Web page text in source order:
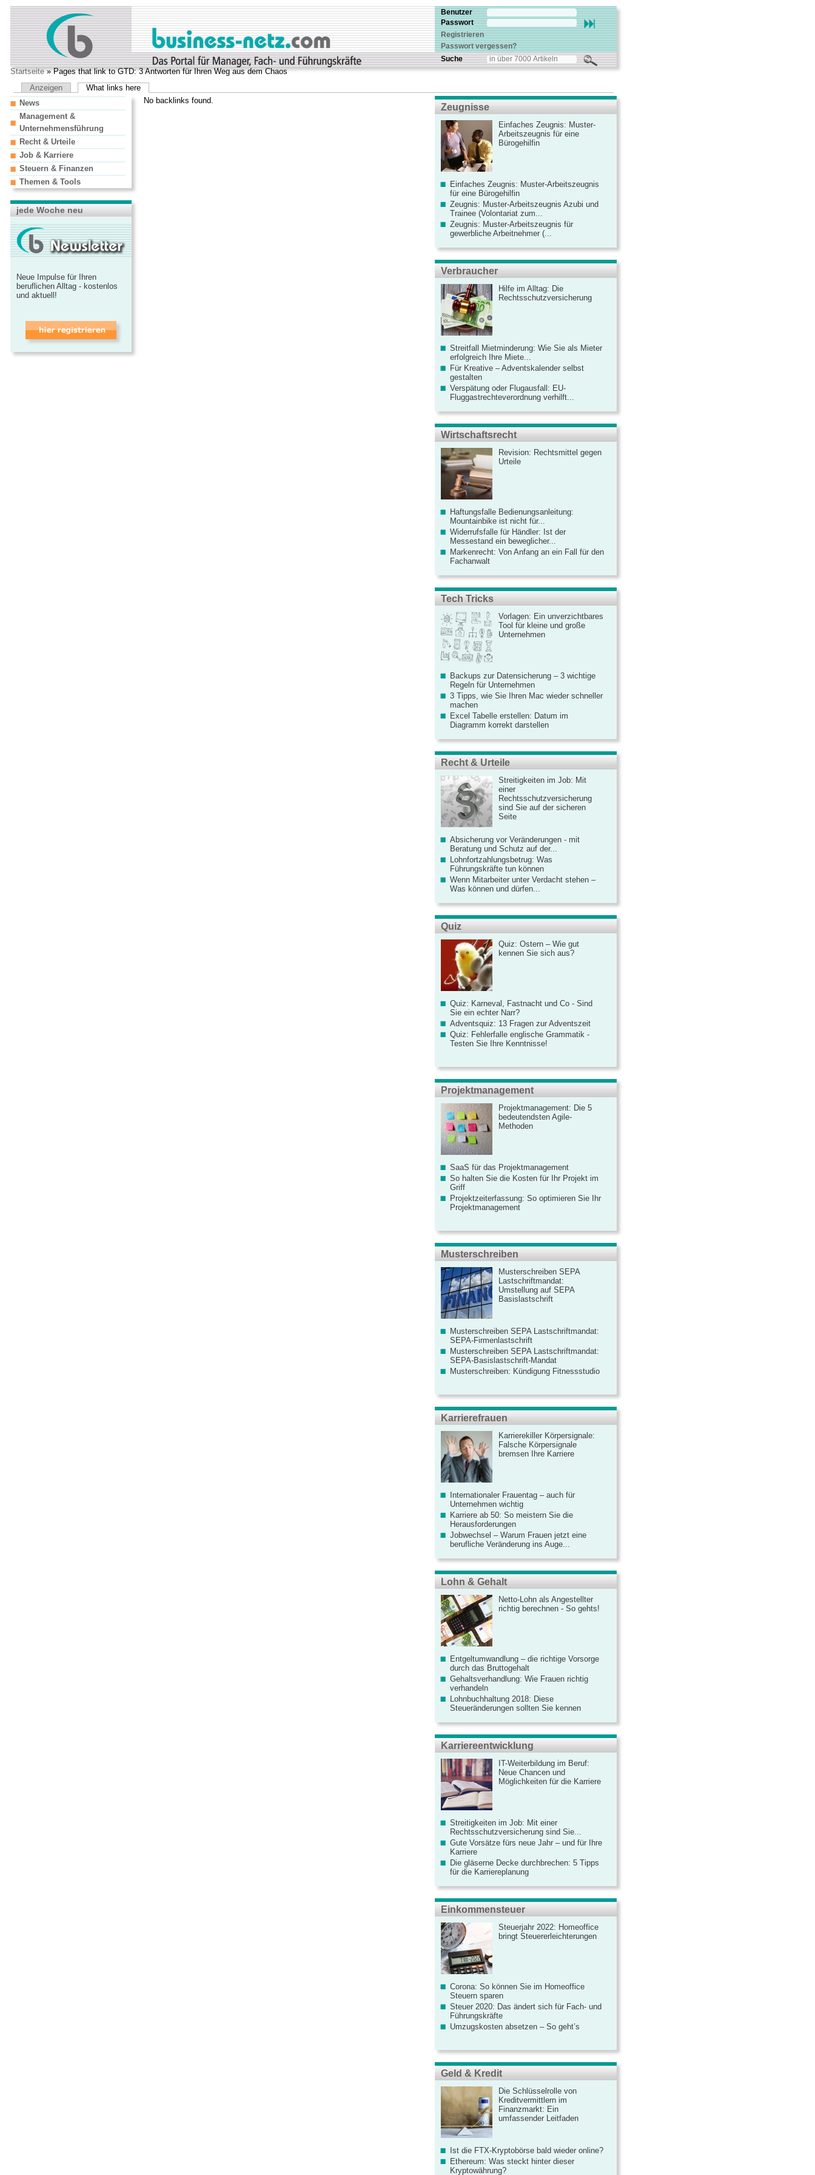
Benutzer
Passwort
Registrieren
Passwort vergessen?
Suche
Startseite» Pages that link to GTD: 3 Antworten für Ihren Weg aus dem Chaos
Anzeigen
What links here
No backlinks found.
News
Management &
Unternehmensführung
Recht & Urteile
Job & Karriere
Steuern & Finanzen
Themen & Tools
jede Woche neu
Neue Impulse für Ihren
beruflichen Alltag - kostenlos
und aktuell!
Zeugnisse
Einfaches Zeugnis: Muster-
Arbeitszeugnis für eine
Bürogehilfin
Einfaches Zeugnis: Muster-Arbeitszeugnis
für eine Bürogehilfin
Zeugnis: Muster-Arbeitszeugnis Azubi und
Trainee (Volontariat zum...
Zeugnis: Muster-Arbeitszeugnis für
gewerbliche Arbeitnehmer (...
Verbraucher
Hilfe im Alltag: Die
Rechtsschutzversicherung
Streitfall Mietminderung: Wie Sie als Mieter
erfolgreich Ihre Miete...
Für Kreative – Adventskalender selbst
gestalten
Verspätung oder Flugausfall: EU-
Fluggastrechteverordnung verhilft...
Wirtschaftsrecht
Revision: Rechtsmittel gegen
Urteile
Haftungsfalle Bedienungsanleitung:
Mountainbike ist nicht für...
Widerrufsfalle für Händler: Ist der
Messestand ein beweglicher...
Markenrecht: Von Anfang an ein Fall für den
Fachanwalt
Tech Tricks
Vorlagen: Ein unverzichtbares
Tool für kleine und große
Unternehmen
Backups zur Datensicherung – 3 wichtige
Regeln für Unternehmen
3 Tipps, wie Sie Ihren Mac wieder schneller
machen
Excel Tabelle erstellen: Datum im
Diagramm korrekt darstellen
Recht & Urteile
Streitigkeiten im Job: Mit
einer
Rechtsschutzversicherung
sind Sie auf der sicheren
Seite
Absicherung vor Veränderungen - mit
Beratung und Schutz auf der...
Lohnfortzahlungsbetrug: Was
Führungskräfte tun können
Wenn Mitarbeiter unter Verdacht stehen –
Was können und dürfen...
Quiz
Quiz: Ostern – Wie gut
kennen Sie sich aus?
Quiz: Karneval, Fastnacht und Co - Sind
Sie ein echter Narr?
Adventsquiz: 13 Fragen zur Adventszeit
Quiz: Fehlerfalle englische Grammatik -
Testen Sie Ihre Kenntnisse!
Projektmanagement
Projektmanagement: Die 5
bedeutendsten Agile-
Methoden
SaaS für das Projektmanagement
So halten Sie die Kosten für Ihr Projekt im
Griff
Projektzeiterfassung: So optimieren Sie Ihr
Projektmanagement
Musterschreiben
Musterschreiben SEPA
Lastschriftmandat:
Umstellung auf SEPA
Basislastschrift
Musterschreiben SEPA Lastschriftmandat:
SEPA-Firmenlastschrift
Musterschreiben SEPA Lastschriftmandat:
SEPA-Basislastschrift-Mandat
Musterschreiben: Kündigung Fitnessstudio
Karrierefrauen
Karrierekiller Körpersignale:
Falsche Körpersignale
bremsen Ihre Karriere
Internationaler Frauentag – auch für
Unternehmen wichtig
Karriere ab 50: So meistern Sie die
Herausforderungen
Jobwechsel – Warum Frauen jetzt eine
berufliche Veränderung ins Auge...
Lohn & Gehalt
Netto-Lohn als Angestellter
richtig berechnen - So gehts!
Entgeltumwandlung – die richtige Vorsorge
durch das Bruttogehalt
Gehaltsverhandlung: Wie Frauen richtig
verhandeln
Lohnbuchhaltung 2018: Diese
Steueränderungen sollten Sie kennen
Karriereentwicklung
IT-Weiterbildung im Beruf:
Neue Chancen und
Möglichkeiten für die Karriere
Streitigkeiten im Job: Mit einer
Rechtsschutzversicherung sind Sie...
Gute Vorsätze fürs neue Jahr – und für Ihre
Karriere
Die gläserne Decke durchbrechen: 5 Tipps
für die Karriereplanung
Einkommensteuer
Steuerjahr 2022: Homeoffice
bringt Steuererleichterungen
Corona: So können Sie im Homeoffice
Steuern sparen
Steuer 2020: Das ändert sich für Fach- und
Führungskräfte
Umzugskosten absetzen – So geht’s
Geld & Kredit
Die Schlüsselrolle von
Kreditvermittlern im
Finanzmarkt: Ein
umfassender Leitfaden
Ist die FTX-Kryptobörse bald wieder online?
Ethereum: Was steckt hinter dieser
Kryptowährung?